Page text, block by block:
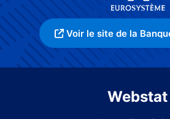
Voir le site de la
Webstat